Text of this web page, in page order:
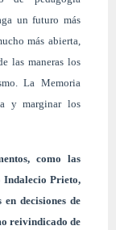
un futuro más
más abierta,
las maneras los
La Memoria
y marginar los
como las
Indalecio Prieto,
decisiones de
reivindicado de